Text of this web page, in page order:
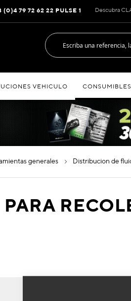
Descubra
(0)4 79 72 62 22 PULSE 1
VEHICULO CONSUMIBLES
generales distribucion de